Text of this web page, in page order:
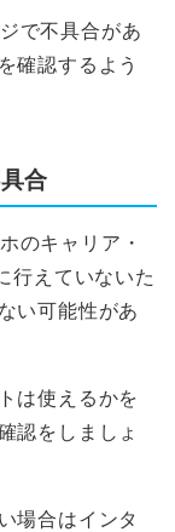
で不具合があ
確認するよう
合
のキャリア・
行えていないた
い可能性があ
は使えるかを
認をしましょ
場合はインタ